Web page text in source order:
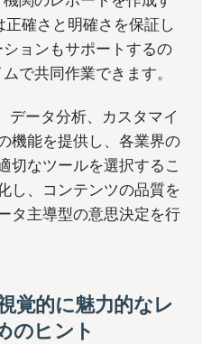
確さと明確さを保証し
ョンもサポートするの
で共同作業できます。
データ分析、カスタマイ
機能を提供し、各業界の
切なツールを選択するこ
し、コンテンツの品質を
タ主導型の意思決定を行
覚的に魅力的なレ
のヒント